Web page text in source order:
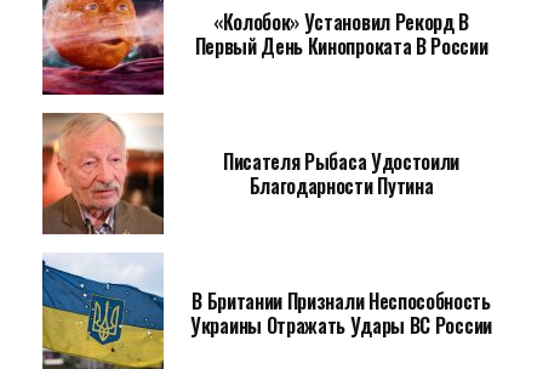
«Колобок» Установил Рекорд В
Первый День Кинопроката В России
Писателя Рыбаса Удостоили
Благодарности Путина
В Британии Признали Неспособность
Украины Отражать Удары ВС России